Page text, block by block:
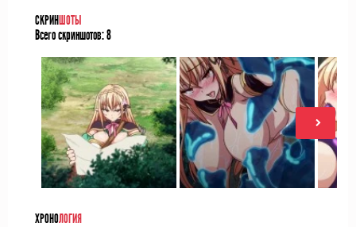
СКРИН ШОТЫ
Всего скриншотов:8
ХРОНОЛОГИЯ